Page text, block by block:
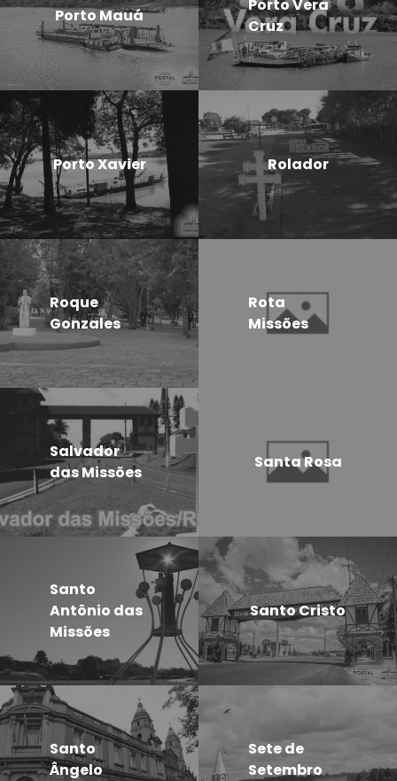
Porto Mauá
Porto Vera
Cruz
Porto Xavier Rolador
Roque
Gonzales
Rota
Missões
Salvador
das Missões
Santa Rosa
Santo
Antônio das
Missões
Santo Cristo
Santo
Ângelo
Sete de
Setembro